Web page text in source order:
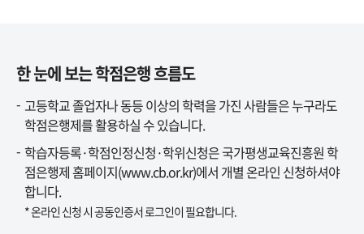
한 눈에 보는 학점은행 흐름도
고등학교 졸업자나 동등 이상의 학력을 가진 사람들은 누구라도
학점은행제를 활용하실 수 있습니다.
학습자등록·학점인정신청·학위신청은 국가평생교육진흥원 학
점은행제 홈페이지(www.cb.or.kr)에서 개별 온라인 신청하셔야
합니다.
* 온라인 신청 시 공동인증서 로그인이 필요합니다.